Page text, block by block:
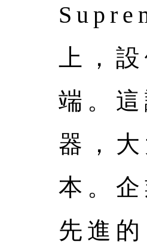
上，
端。
器，
本。
先進